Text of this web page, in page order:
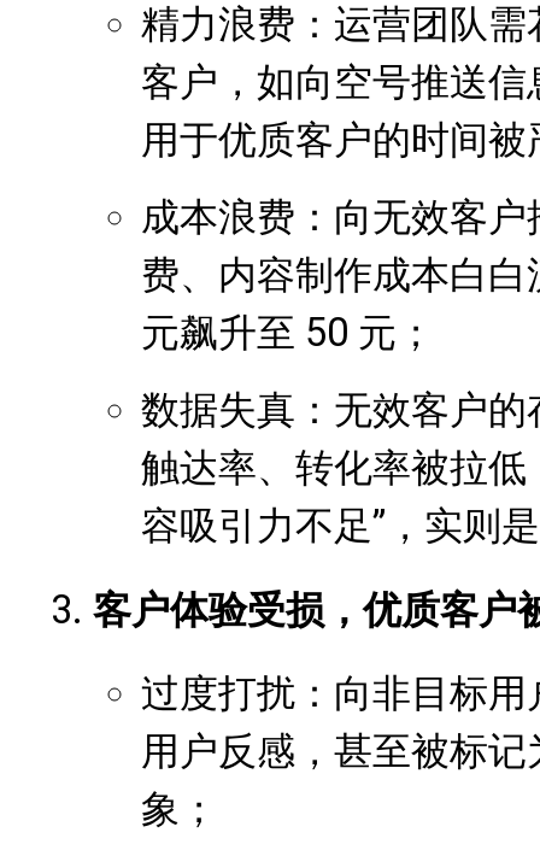
精力浪费：运营团队
客户，如向空号推送
用于优质客户的时间
成本浪费：向无效客
费、内容制作成本白
元飙升至 50 元；
数据失真：无效客户
触达率、转化率被拉
容吸引力不足”，实则
客户体验受损，优质客户
过度打扰：向非目标
用户反感，甚至被标记
象；